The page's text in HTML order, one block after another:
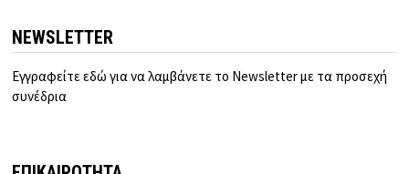
NEWSLETTER
Εγγραφείτε εδώ για να λαμβάνετε το Newsletter με τα προσεχή
συνέδρια